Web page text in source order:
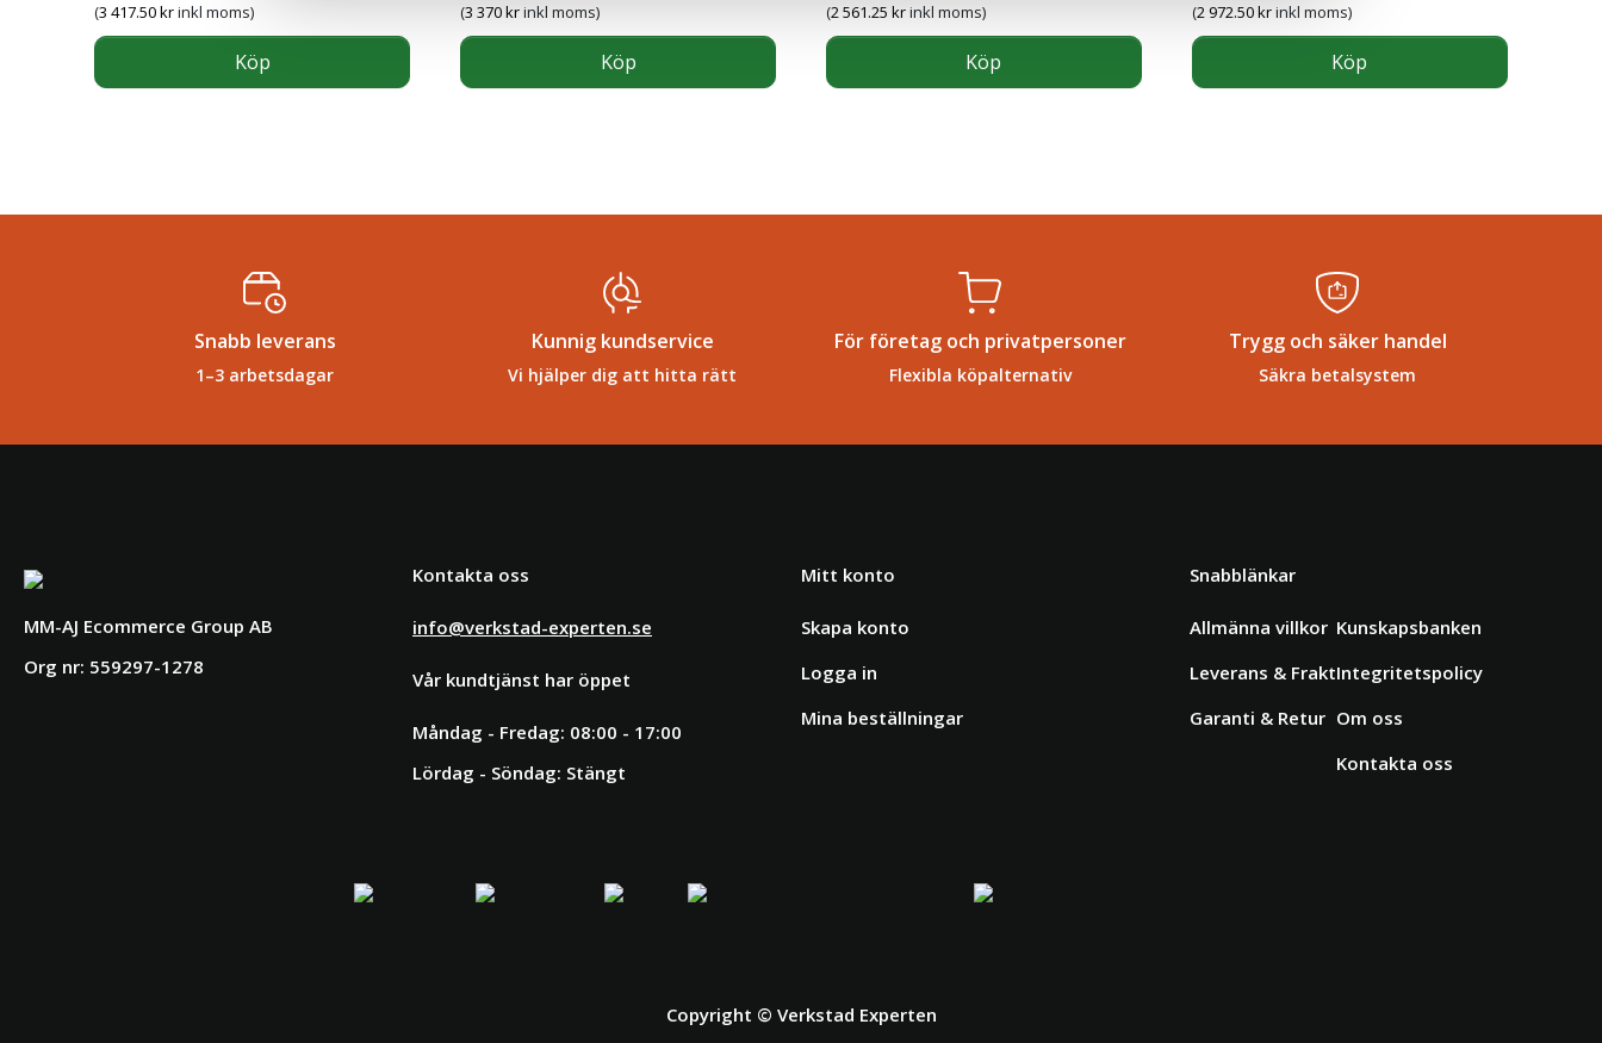
(3 417.50krinkl moms)
Köp
(3 370krinkl moms)
Köp
(2 561.25 krinkl moms)
Köp
(2 972.50krinkl moms)
Köp
Snabb leverans
1–3 arbetsdagar
Kunnig kundservice
Vi hjälper dig att hitta rätt
För företag och privatpersoner
Flexibla köpalternativ
Trygg och säker handel
Säkra betalsystem
MM-AJ Ecommerce Group AB
Org nr: 559297-1278
Kontakta oss
info@verkstad-experten.se
Vår kundtjänst har öppet
Måndag - Fredag: 08:00 - 17:00
Lördag - Söndag: Stängt
Mitt konto
Skapa konto
Logga in
Mina beställningar
Snabblänkar
Allmänna villkor
Leverans & Frakt
Garanti & Retur
Kunskapsbanken
Integritetspolicy
Om oss
Kontakta oss
Copyright © Verkstad Experten